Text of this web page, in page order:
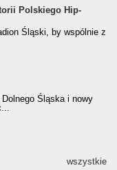
Hip-
Polskiego Hip-
Śląski, by wspólnie z
Śląska i nowy
wszystkie